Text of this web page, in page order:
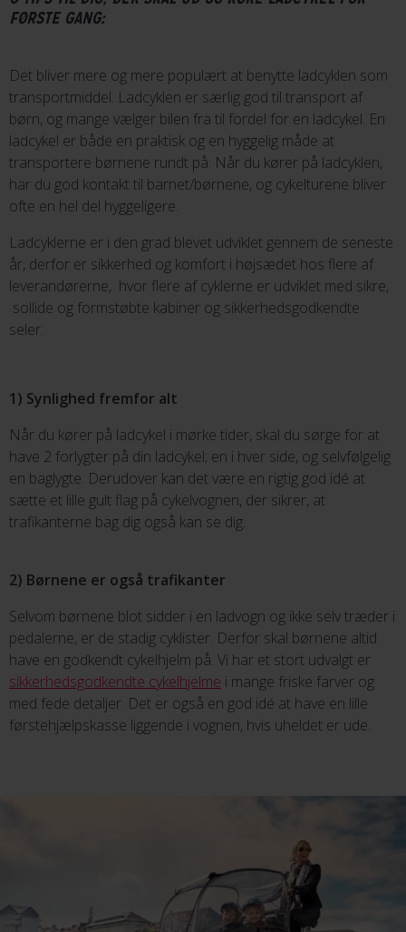
FØRSTE GANG:
Det bliver mere og mere populært at benytte ladcyklen som
transportmiddel. Ladcyklen er særlig god til transport af
børn, og mange vælger bilen fra til fordel for en ladcykel. En
ladcykel er både en praktisk og en hyggelig måde at
transportere børnene rundt på. Når du kører på ladcyklen,
har du god kontakt til barnet/børnene, og cykelturene bliver
ofte en hel del hyggeligere.
Ladcyklerne er i den grad blevet udviklet gennem de seneste
år, derfor er sikkerhed og komfort i højsædet hos flere af
leverandørerne, hvor flere af cyklerne er udviklet med sikre,
sollide og formstøbte kabiner og sikkerhedsgodkendte
seler.
1) Synlighed fremfor alt
Når du kører på ladcykel i mørke tider, skal du sørge for at
have 2 forlygter på din ladcykel; en i hver side, og selvfølgelig
en baglygte. Derudover kan det være en rigtig god idé at
sætte et lille gult flag på cykelvognen, der sikrer, at
trafikanterne bag dig også kan se dig.
2) Børnene er også trafikanter
Selvom børnene blot sidder i en ladvogn og ikke selv træder i
pedalerne, er de stadig cyklister. Derfor skal børnene altid
have en godkendt cykelhjelm på. Vi har et stort udvalgt er
sikkerhedsgodkendte cykelhjelme i mange friske farver og
med fede detaljer. Det er også en god idé at have en lille
førstehjælpskasse liggende i vognen, hvis uheldet er ude.